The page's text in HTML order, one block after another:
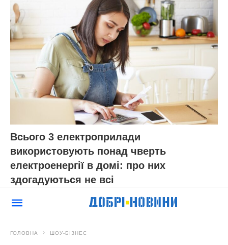
Всього 3 електроприлади
використовують понад чверть
електроенергії в домі: про них
здогадуються не всі